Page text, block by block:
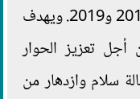
نسخ في الأعوام الماضية 2017 و2018 و2019. ويهدف
أجل تعزيز الحوار
سلام وازدهار من